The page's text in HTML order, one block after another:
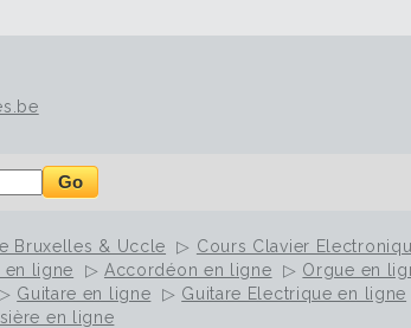
Go
Bruxelles & Uccle ▷ Cours Clavier
en ligne ▷ Accordéon en ligne ▷ Orgue en
Guitare en ligne ▷ Guitare Electrique en ligne
en ligne